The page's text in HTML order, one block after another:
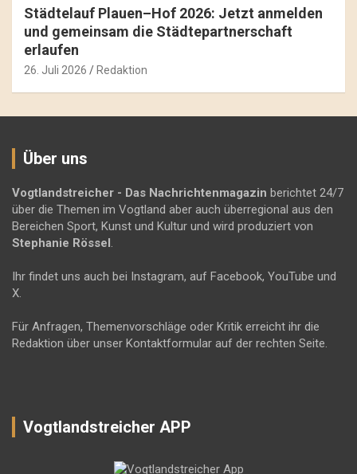
Städtelauf Plauen–Hof 2026: Jetzt anmelden
und gemeinsam die Städtepartnerschaft
erlaufen
26. Juli 2026 Redaktion
Über uns
Vogtlandstreicher - Das Nachrichtenmagazin berichtet 24/7
über die Themen im Vogtland aber auch überregional aus den
Bereichen Sport, Kunst und Kultur und wird produziert von
Stephanie Rössel .
Ihr findet uns auch bei Instagram, auf Facebook, YouTube und
X.
Für Anfragen, Themenvorschläge oder Kritik erreicht ihr die
Redaktion über unser Kontaktformular auf der rechten Seite.
Vogtlandstreicher APP